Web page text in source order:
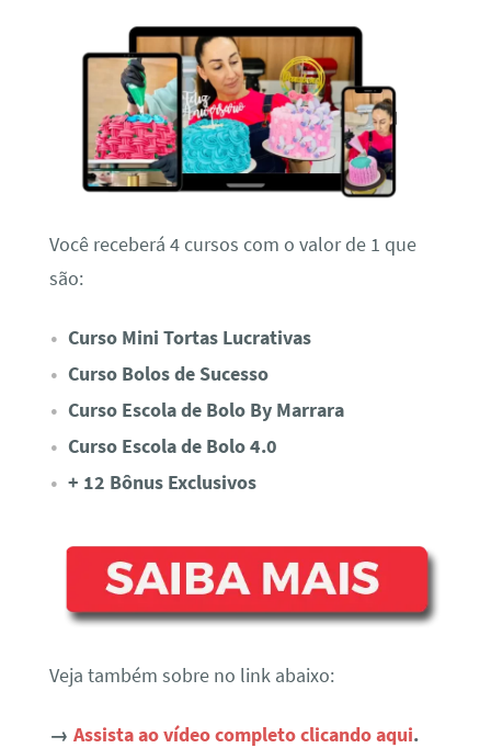
Você receberá 4 cursos com o valor de 1 que
são:
Curso Mini Tortas Lucrativas
Curso Bolos de Sucesso
Curso Escola de Bolo By Marrara
Curso Escola de Bolo 4.0
+ 12 Bônus Exclusivos
Veja também sobre no link abaixo:
→ Assista ao vídeo completo clicando aqui.